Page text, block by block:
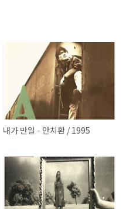
내가 만일 - 안치환 / 1995